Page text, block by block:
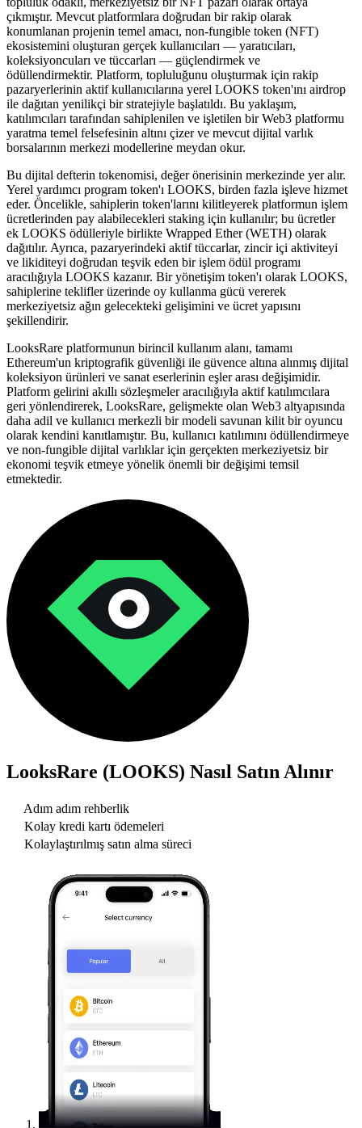
çıkmıştır. Mevcut platformlara doğrudan bir rakip olarak
konumlanan projenin temel amacı, non-fungible token (NFT)
ekosistemini oluşturan gerçek kullanıcıları — yaratıcıları,
koleksiyoncuları ve tüccarları — güçlendirmek ve
ödüllendirmektir. Platform, topluluğunu oluşturmak için rakip
pazaryerlerinin aktif kullanıcılarına yerel LOOKS token'ını airdrop
ile dağıtan yenilikçi bir stratejiyle başlatıldı. Bu yaklaşım,
katılımcıları tarafından sahiplenilen ve işletilen bir Web3 platformu
yaratma temel felsefesinin altını çizer ve mevcut dijital varlık
borsalarının merkezi modellerine meydan okur.
Bu dijital defterin tokenomisi, değer önerisinin merkezinde yer alır.
Yerel yardımcı program token'ı LOOKS, birden fazla işleve hizmet
eder. Öncelikle, sahiplerin token'larını kilitleyerek platformun işlem
ücretlerinden pay alabilecekleri staking için kullanılır; bu ücretler
ek LOOKS ödülleriyle birlikte Wrapped Ether (WETH) olarak
dağıtılır. Ayrıca, pazaryerindeki aktif tüccarlar, zincir içi aktiviteyi
ve likiditeyi doğrudan teşvik eden bir işlem ödül programı
aracılığıyla LOOKS kazanır. Bir yönetişim token'ı olarak LOOKS,
sahiplerine teklifler üzerinde oy kullanma gücü vererek
merkeziyetsiz ağın gelecekteki gelişimini ve ücret yapısını
şekillendirir.
LooksRare platformunun birincil kullanım alanı, tamamı
Ethereum'un kriptografik güvenliği ile güvence altına alınmış dijital
koleksiyon ürünleri ve sanat eserlerinin eşler arası değişimidir.
Platform gelirini akıllı sözleşmeler aracılığıyla aktif katılımcılara
geri yönlendirerek, LooksRare, gelişmekte olan Web3 altyapısında
daha adil ve kullanıcı merkezli bir modeli savunan kilit bir oyuncu
olarak kendini kanıtlamıştır. Bu, kullanıcı katılımını ödüllendirmeye
ve non-fungible dijital varlıklar için gerçekten merkeziyetsiz bir
ekonomi teşvik etmeye yönelik önemli bir değişimi temsil
etmektedir.
LooksRare (LOOKS) Nasıl Satın Alınır
Adım adım rehberlik
Kolay kredi kartı ödemeleri
Kolaylaştırılmış satın alma süreci